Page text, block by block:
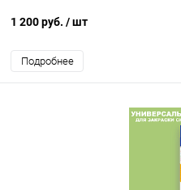
1 200 руб. / шт
Подробнее